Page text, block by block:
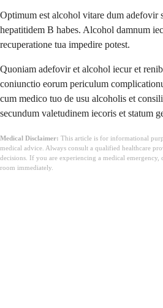
Optimum est alcohol vitare dum adefovir
hepatitidem B habes. Alcohol damnum
recuperatione tua impedire potest.
Quoniam adefovir et alcohol iecur et
coniunctio eorum periculum
cum medico tuo de usu alcoholis et
secundum valetudinem iecoris et statum
Medical Disclaimer: This article is for informational
medical advice. Always consult a qualified healthcare
decisions. If you are experiencing a medical emergency,
room immediately.